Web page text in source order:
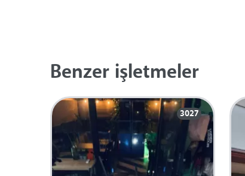
Benzer işletmeler
3027